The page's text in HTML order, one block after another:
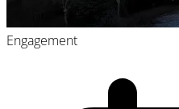
Engagement